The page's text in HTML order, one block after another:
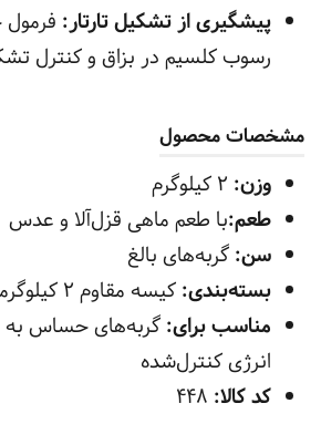
پیشگیری از تشکیل تارتار:
رسوب کلسیم در بزاق و کنترل
مشخصات محصول
وزن:
طعم:با طعم ماهی قزل‌آلا و عدس
سن:گربه‌های بالغ
بسته‌بندی:کیسه مقاوم 2 کیلوگرمی
مناسب برای:گربه‌های حساس به
انرژی کنترل‌شده
کد کالا: